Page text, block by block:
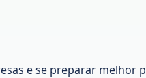
e se preparar melhor